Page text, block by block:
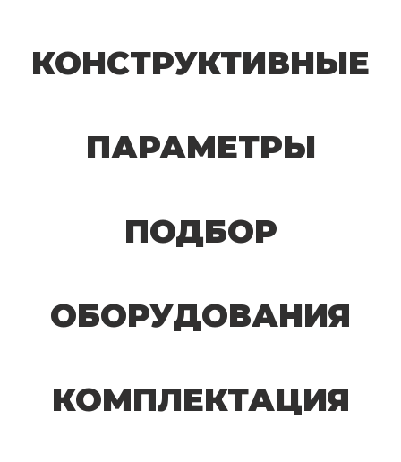
КОНСТРУКТИВНЫЕ
ПАРАМЕТРЫ
ПОДБОР
ОБОРУДОВАНИЯ
КОМПЛЕКТАЦИЯ